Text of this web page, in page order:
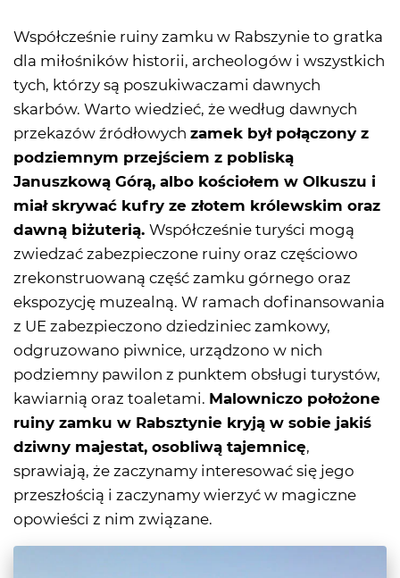
Współcześnie ruiny zamku w Rabszynie to gratka
dla miłośników historii, archeologów i wszystkich
tych, którzy są poszukiwaczami dawnych
skarbów. Warto wiedzieć, że według dawnych
przekazów źródłowych zamek był połączony z
podziemnym przejściem z pobliską
Januszkową Górą, albo kościołem w Olkuszu i
miał skrywać kufry ze złotem królewskim oraz
dawną biżuterią. Współcześnie turyści mogą
zwiedzać zabezpieczone ruiny oraz częściowo
zrekonstruowaną część zamku górnego oraz
ekspozycję muzealną. W ramach dofinansowania
z UE zabezpieczono dziedziniec zamkowy,
odgruzowano piwnice, urządzono w nich
podziemny pawilon z punktem obsługi turystów,
kawiarnią oraz toaletami. Malowniczo położone
ruiny zamku w Rabsztynie kryją w sobie jakiś
dziwny majestat, osobliwą tajemnicę,
sprawiają, że zaczynamy interesować się jego
przeszłością i zaczynamy wierzyć w magiczne
opowieści z nim związane.